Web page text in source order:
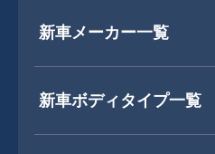
新車メーカー一覧
新車ボディタイプ一覧